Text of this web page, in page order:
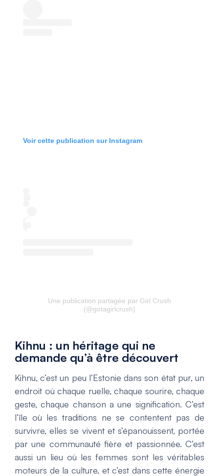
Voir cette publication sur Instagram
Une publication partagée par Girl Crush
(@gotagirlcrush)
Kihnu : un héritage qui ne
demande qu’à être découvert
Kihnu, c’est un peu l’Estonie dans son état pur, un
endroit où chaque ruelle, chaque sourire, chaque
geste, chaque chanson a une signification. C’est
l’île où les traditions ne se contentent pas de
survivre, elles se vivent et s’épanouissent, portée
par une communauté fière et passionnée. C’est
aussi un lieu où les femmes sont les véritables
moteurs de la culture, et c’est dans cette énergie